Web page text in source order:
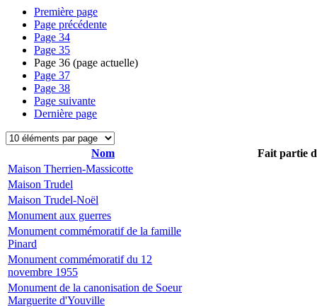
Première page
Page précédente
Page 34
Page 35
Page 36 (page actuelle)
Page 37
Page 38
Page suivante
Dernière page
Nom
Fait partie
Maison Therrien-Massicotte
Maison Trudel
Maison Trudel-Noël
Monument aux guerres
Monument commémoratif de la famille
Pinard
Monument commémoratif du 12
novembre 1955
Monument de la canonisation de Soeur
Marguerite d'Youville